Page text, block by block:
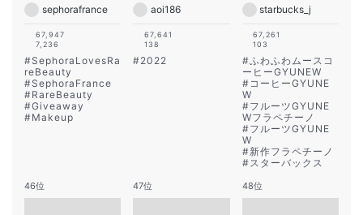
sephorafrance
67,947
7,236
#SephoraLovesRa
reBeauty
#SephoraFrance
#RareBeauty
#Giveaway
#Makeup
aoi186
67,641
138
#2022
starbucks_j
67,261
103
#ふわふわムースコ
ーヒーGYUNEW
# コーヒーGYUNE
W
#フルーツGYUNE
Wフラペチーノ
#フルーツGYUNE
W
#新作フラペチーノ
#スターバックス
46位 47位 48位